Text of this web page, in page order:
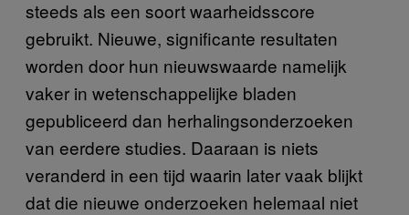
steeds als een soort waarheidsscore
gebruikt. Nieuwe, significante resultaten
worden door hun nieuwswaarde namelijk
vaker in wetenschappelijke bladen
gepubliceerd dan herhalingsonderzoeken
van eerdere studies. Daaraan is niets
veranderd in een tijd waarin later vaak blijkt
dat die nieuwe onderzoeken helemaal niet